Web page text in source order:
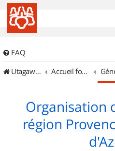
FAQ
UtagawaVTT (Randos VTT et VTTAE avec traces GPS)
Accueil forum
Organisation
région